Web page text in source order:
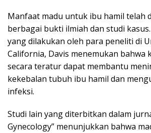
Manfaat madu untuk ibu hamil telah
berbagai bukti ilmiah dan studi
yang dilakukan oleh para peneliti di
California, Davis menemukan bahwa
secara teratur dapat membantu
kekebalan tubuh ibu hamil dan
infeksi.
Studi lain yang diterbitkan dalam
Gynecology” menunjukkan bahwa